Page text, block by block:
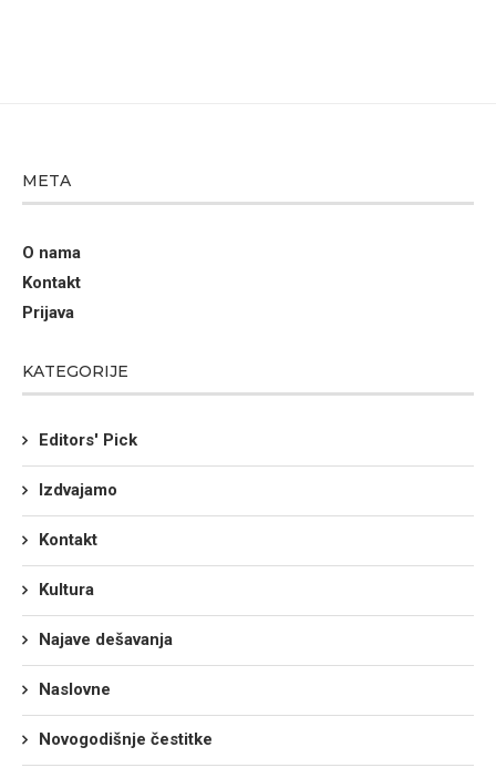
META
O nama
Kontakt
Prijava
KATEGORIJE
Editors' Pick
Izdvajamo
Kontakt
Kultura
Najave dešavanja
Naslovne
Novogodišnje čestitke